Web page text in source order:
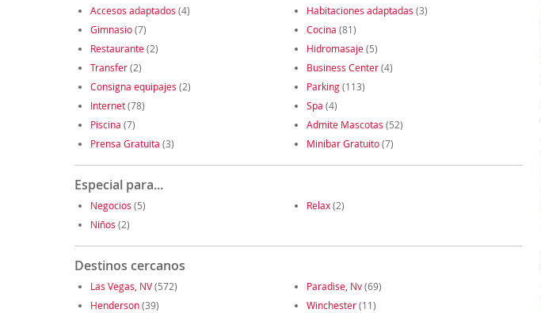
Accesos adaptados (4) Habitaciones adaptadas (3)
Gimnasio(7) Cocina (81)
Restaurante(2) Hidromasaje(5)
Transfer(2) Business Center(4)
Consigna equipajes (2) Parking(113)
Internet(78) Spa (4)
Piscina (7) Admite Mascotas (52)
Prensa Gratuita (3) Minibar Gratuito(7)
Especial para...
Negocios (5) Relax(2)
Niños (2)
Destinos cercanos
Las Vegas, NV(572) Paradise, Nv(69)
Henderson(39) Winchester(11)